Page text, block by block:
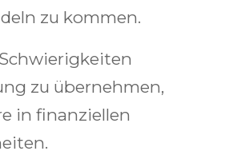
zu kommen.
zu übernehmen,
in finanziellen